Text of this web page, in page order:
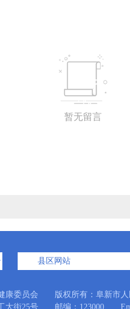
暂无留言
康委员会 版权所有：阜新市人
工大街25号 邮编：123000